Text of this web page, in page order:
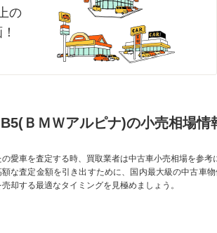
の
B5(ＢＭＷアルピナ)の小売相場情
愛車を査定する時、買取業者は中古車小売相場を参考
額な査定金額を引き出すために、国内最大級の中古車
却する最適なタイミングを見極めましょう。